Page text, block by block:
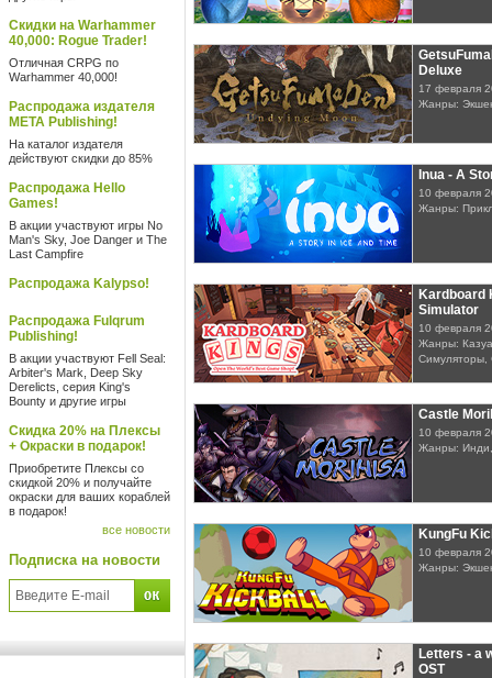
Скидки на Warhammer
40,000: Rogue Trader!
Отличная CRPG по
Warhammer 40,000!
Распродажа издателя
META Publishing!
На каталог издателя
действуют скидки до 85%
Распродажа Hello
Games!
В акции участвуют игры No
Man's Sky, Joe Danger и The
Last Campfire
Распродажа Kalypso!
Распродажа Fulqrum
Publishing!
В акции участвуют Fell Seal:
Arbiter's Mark, Deep Sky
Derelicts, серия King's
Bounty и другие игры
Скидка 20% на Плексы
+ Окраски в подарок!
Приобретите Плексы со
скидкой 20% и получайте
окраски для ваших кораблей
в подарок!
все новости
Подписка на новости
Deluxe
17 февраля
Жанры:
Inua - A
10 февраля
Жанры:
Kardboard
Simulator
10 февраля
Жанры:
Симуляторы,
Castle
10 февраля
Жанры: Инди,
KungFu
10 февраля
Жанры:
Letters - a
OST